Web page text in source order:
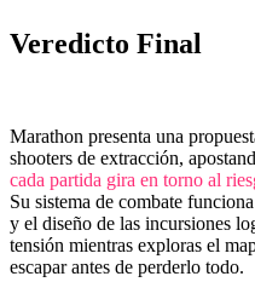
Veredicto Final
Marathon presenta una
shooters de extracción,
cada partida gira en torno al
Su sistema de combate
y el diseño de las incursiones
tensión mientras exploras el
escapar antes de perderlo todo.